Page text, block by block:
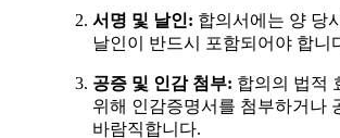
서명 및 날인: 합의서에는 양 당
날인이 반드시 포함되어야 합니
공증 및 인감 첨부: 합의의 법적
위해 인감증명서를 첨부하거나
바람직합니다.